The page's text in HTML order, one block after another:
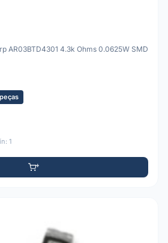
AR03BTD4301 4.3k Ohms 0.0625W SMD
1